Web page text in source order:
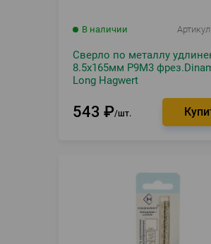
В наличии Артикул
Сверло по металлу
8.5х165мм Р9М3
Long Hagwert
543 ₽ шт.